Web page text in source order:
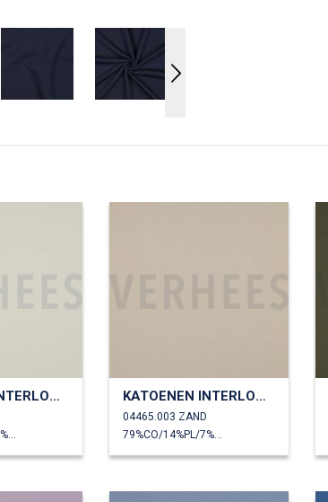
KATOENEN INTERLOCK JERSEY KATOENEN INTERLOCK JERSEY
04465.003 ZAND